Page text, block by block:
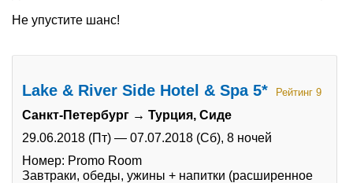
Поиск тура
Автобусные туры
Туры на пароме
Не упустите шанс!
Lake & River Side Hotel & Spa 5* Рейтинг 9
Санкт-Петербург → Турция, Сиде
29.06.2018 (Пт) — 07.07.2018 (Сб), 8 ночей
Номер: Promo Room
Завтраки, обеды, ужины + напитки (расширенное